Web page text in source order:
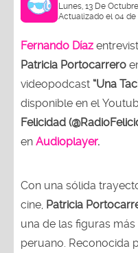
Lunes, 13 De
Actualizado el 04 de
Fernando Díaz
Patricia Portocarrero
videopodcast “Una
disponible en el
Felicidad
en Audioplayer.
Con una sólida
cine, Patricia
una de las figuras
peruano. Reconocida